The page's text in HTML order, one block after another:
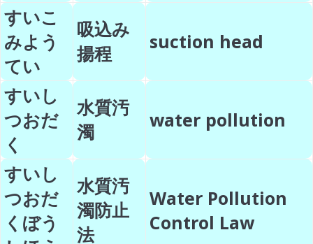
すいこ
みよう
てい
吸込み
揚程
suction head
すいし
つおだ
く
水質汚
濁
water pollution
すいし
つおだ
くぼう
水質汚
濁防止
法
Water Pollution
Control Law